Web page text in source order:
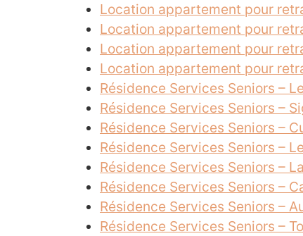
Location appartement pour
Location appartement pour
Location appartement pour
Location appartement pour
Résidence Services Seniors –
Résidence Services Seniors –
Résidence Services Seniors –
Résidence Services Seniors –
Résidence Services Seniors –
Résidence Services Seniors –
Résidence Services Seniors –
Résidence Services Seniors –